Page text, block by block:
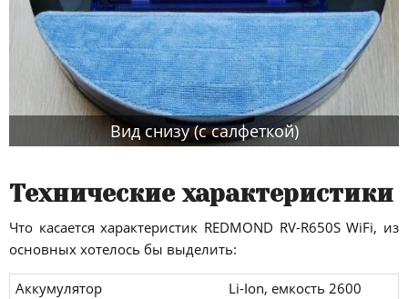
Вид снизу (с салфеткой)
Технические характеристики
Что касается характеристик REDMOND RV-R650S WiFi, из
основных хотелось бы выделить:
Аккумулятор
Li-Ion, емкость 2600